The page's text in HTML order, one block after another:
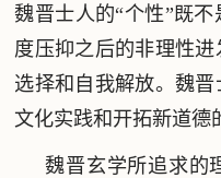
魏晋士人的“个性”既
度压抑之后的非理性
选择和自我解放。魏
文化实践和开拓新道德
魏晋玄学所追求的